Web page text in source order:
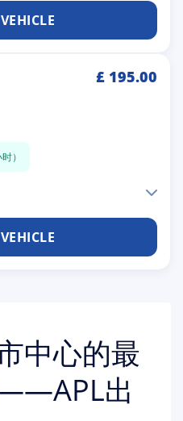
£ 195.00
）
中心的最
出